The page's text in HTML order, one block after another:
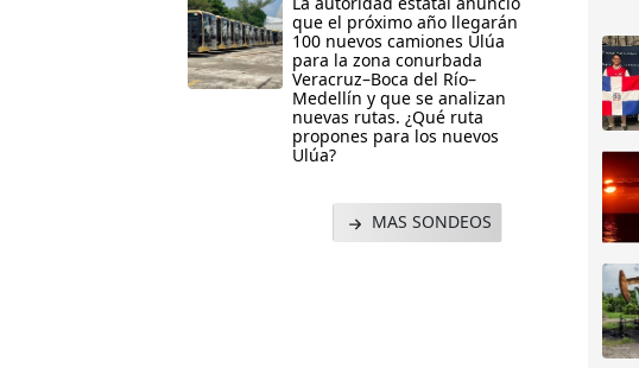
que el próximo año llegarán
100 nuevos camiones Ulúa
para la zona conurbada
Veracruz–Boca del Río–
Medellín y que se analizan
nuevas rutas. ¿Qué ruta
propones para los nuevos
Ulúa?
MAS SONDEOS